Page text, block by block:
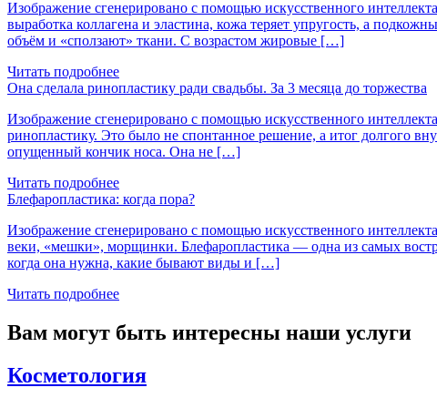
Изображение сгенерировано с помощью искусственного
выработка коллагена и эластина, кожа теряет упругость, а
объём и «сползают» ткани. С возрастом жировые […]
Читать подробнее
Она сделала ринопластику ради свадьбы. За 3 месяца до торжества
Изображение сгенерировано с помощью искусственного
ринопластику. Это было не спонтанное решение, а итог долгого
опущенный кончик носа. Она не […]
Читать подробнее
Блефаропластика: когда пора?
Изображение сгенерировано с помощью искусственного
веки, «мешки», морщинки. Блефаропластика — одна из самых
когда она нужна, какие бывают виды и […]
Читать подробнее
Вам могут быть интересны наши услуги
Косметология